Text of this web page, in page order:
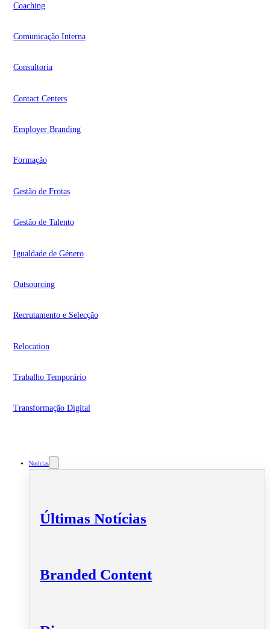
Coaching
Comunicação Interna
Consultoria
Contact Centers
Employer Branding
Formação
Gestão de Frotas
Gestão de Talento
Igualdade de Género
Outsourcing
Recrutamento e Selecção
Relocation
Trabalho Temporário
Transformação Digital
Notícias
Últimas Notícias
Branded Content